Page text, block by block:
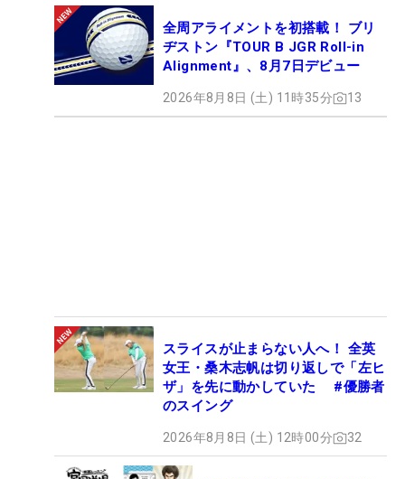
全周アライメントを初搭載！ ブリ
ヂストン『TOUR B JGR Roll-in
Alignment』、8月7日デビュー
2026年8月8日 (土) 11時35分 13
スライスが止まらない人へ！ 全英
女王・桑木志帆は切り返しで「左ヒ
ザ」を先に動かしていた #優勝者
のスイング
2026年8月8日 (土) 12時00分 32